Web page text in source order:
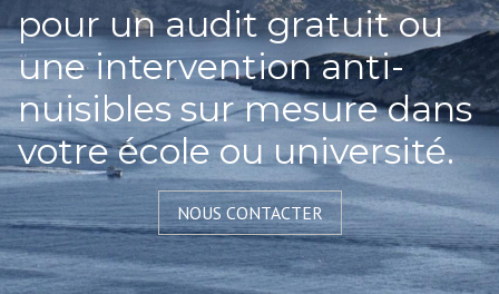
pour un audit gratuit ou
une intervention anti-
nuisibles sur mesure dans
votre école ou université.
NOUS CONTACTER